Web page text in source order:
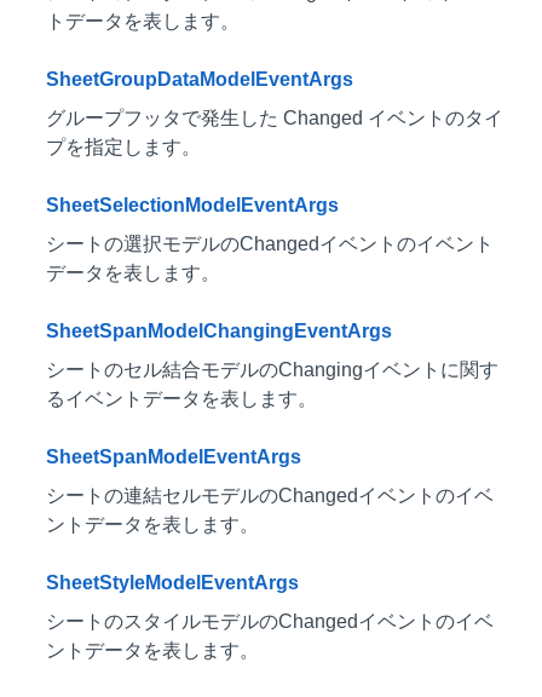
トデータを表します。
SheetGroupDataModelEventArgs
グループフッタで発生した Changed イベントのタイ
プを指定します。
SheetSelectionModelEventArgs
シートの選択モデルのChangedイベントのイベント
データを表します。
SheetSpanModelChangingEventArgs
シートのセル結合モデルのChangingイベントに関す
るイベントデータを表します。
SheetSpanModelEventArgs
シートの連結セルモデルのChangedイベントのイベ
ントデータを表します。
SheetStyleModelEventArgs
シートのスタイルモデルのChangedイベントのイベ
ントデータを表します。